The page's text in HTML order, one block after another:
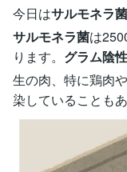
今日はサルモネラ菌
サルモネラ菌は
ります。 グラム陰
生の肉、特に鶏肉
染していることも